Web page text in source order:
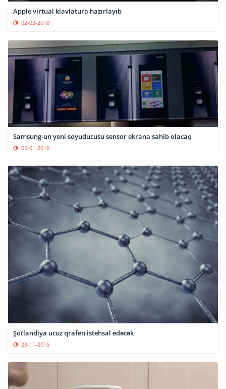
Apple virtual klaviatura hazırlayıb
02-03-2018
Samsung-un yeni soyuducusu sensor ekrana sahib olacaq
05-01-2016
Şotlandiya ucuz qrafen istehsal edəcək
23-11-2015